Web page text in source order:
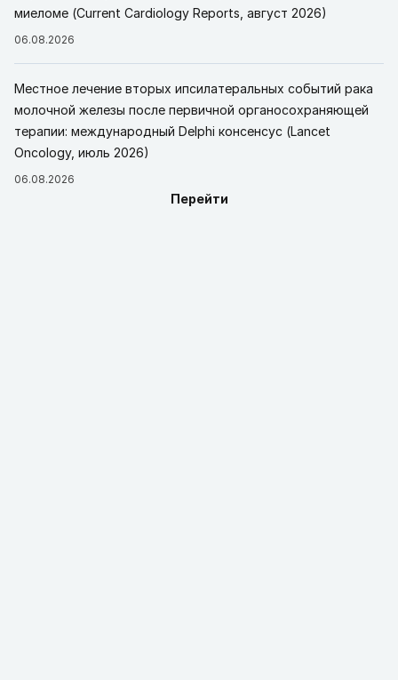
миеломе (Current Cardiology Reports, август 2026)
06.08.2026
Местное лечение вторых ипсилатеральных событий рака
молочной железы после первичной органосохраняющей
терапии: международный Delphi консенсус (Lancet
Oncology, июль 2026)
06.08.2026
Перейти